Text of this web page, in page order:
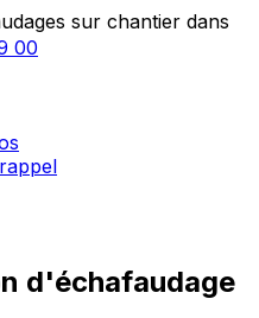
sur chantier dans
00
d'échafaudage